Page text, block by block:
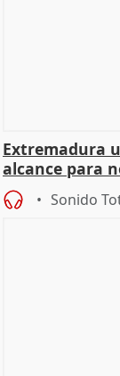
Extremadura
alcance para
Sonido